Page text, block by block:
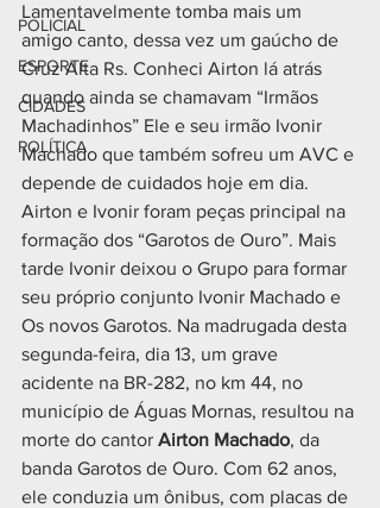
POLICIAL
ESPORTE
CIDADES
POLÍTICA
Lamentavelmente tomba mais um
amigo canto, dessa vez um gaúcho de
Cruz Alta Rs. Conheci Airton lá atrás
quando ainda se chamavam “Irmãos
Machadinhos” Ele e seu irmão Ivonir
Machado que também sofreu um AVC e
depende de cuidados hoje em dia.
Airton e Ivonir foram peças principal na
formação dos “Garotos de Ouro”. Mais
tarde Ivonir deixou o Grupo para formar
seu próprio conjunto Ivonir Machado e
Os novos Garotos. Na madrugada desta
segunda-feira, dia 13, um grave
acidente na BR-282, no km 44, no
município de Águas Mornas, resultou na
morte do cantor Airton Machado, da
banda Garotos de Ouro. Com 62 anos,
ele conduzia um ônibus, com placas de